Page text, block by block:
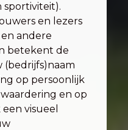
sportiviteit).
en lezers
andere
betekent de
(bedrijfs)naam
op persoonlijk
en op
visueel